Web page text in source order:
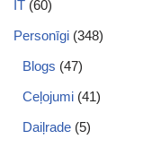
IT (60)
Personīgi (348)
Blogs (47)
Ceļojumi (41)
Daiļrade (5)